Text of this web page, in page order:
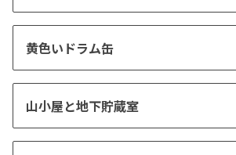
黄色いドラム缶
山小屋と地下貯蔵室